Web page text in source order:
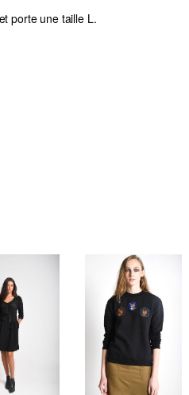
porte une taille L.